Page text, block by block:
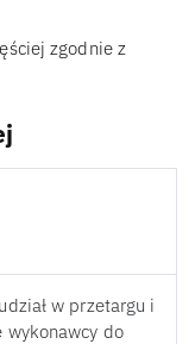
zgodnie z
w przetargu i
wykonawcy do